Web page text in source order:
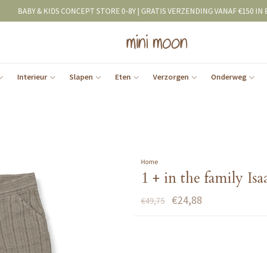
BABY & KIDS CONCEPT STORE 0-8Y | GRATIS VERZENDING VANAF €150 IN
Interieur Slapen Eten Verzorgen Onderweg
Home
1 + in the family
€49,75 €24,88